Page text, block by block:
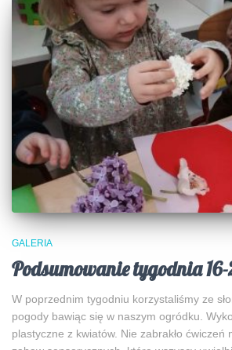
GALERIA
Podsumowanie tygodnia
W poprzednim tygodniu korzystaliśmy ze
pogody bawiąc się w naszym ogródku.
plastyczne z kwiatów. Nie zabrakło ćwiczeń